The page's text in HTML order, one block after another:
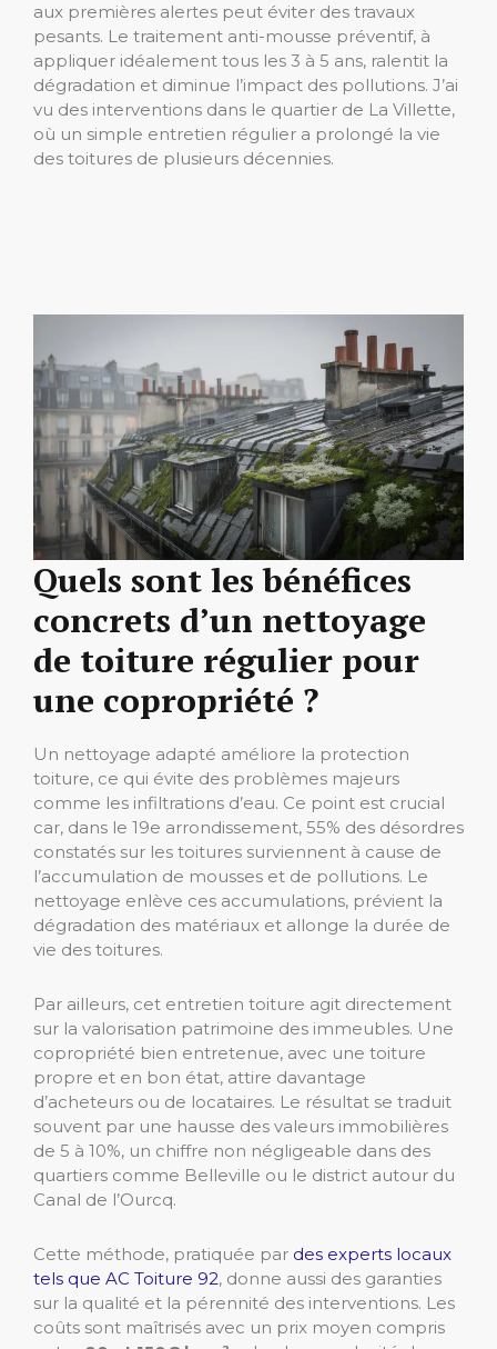
aux premières alertes peut éviter des travaux
pesants. Le traitement anti-mousse préventif, à
appliquer idéalement tous les 3 à 5 ans, ralentit la
dégradation et diminue l’impact des pollutions. J’ai
vu des interventions dans le quartier de La Villette,
où un simple entretien régulier a prolongé la vie
des toitures de plusieurs décennies.
Quels sont les bénéfices
concrets d’un nettoyage
de toiture régulier pour
une copropriété ?
Un nettoyage adapté améliore la protection
toiture, ce qui évite des problèmes majeurs
comme les infiltrations d’eau. Ce point est crucial
car, dans le 19e arrondissement, 55% des désordres
constatés sur les toitures surviennent à cause de
l’accumulation de mousses et de pollutions. Le
nettoyage enlève ces accumulations, prévient la
dégradation des matériaux et allonge la durée de
vie des toitures.
Par ailleurs, cet entretien toiture agit directement
sur la valorisation patrimoine des immeubles. Une
copropriété bien entretenue, avec une toiture
propre et en bon état, attire davantage
d’acheteurs ou de locataires. Le résultat se traduit
souvent par une hausse des valeurs immobilières
de 5 à 10%, un chiffre non négligeable dans des
quartiers comme Belleville ou le district autour du
Canal de l’Ourcq.
Cette méthode, pratiquée par des experts locaux
tels que AC Toiture 92, donne aussi des garanties
sur la qualité et la pérennité des interventions. Les
coûts sont maîtrisés avec un prix moyen compris